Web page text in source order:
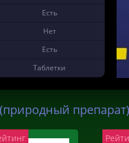
Есть
Нет
Есть
Таблетки